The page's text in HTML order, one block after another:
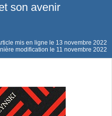
son avenir
mis en ligne le 13 novembre 2022
modification le 11 novembre 2022